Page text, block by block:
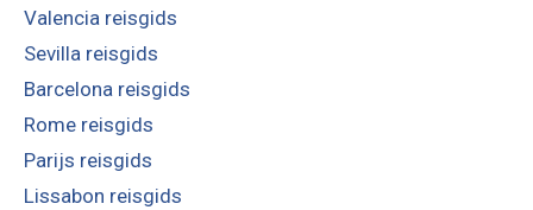
Valencia reisgids
Sevilla reisgids
Barcelona reisgids
Rome reisgids
Parijs reisgids
Lissabon reisgids